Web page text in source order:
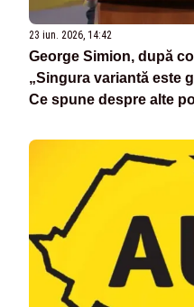
23 iun. 2026, 14:42
George Simion, după
„Singura variantă este
Ce spune despre alte